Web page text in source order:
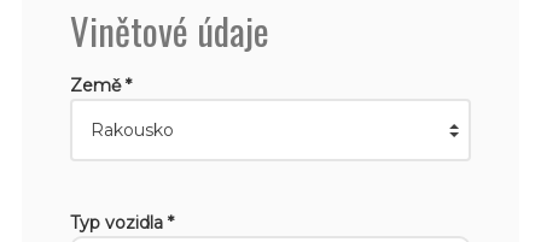
Vinětové údaje
Země *
Typ vozidla *